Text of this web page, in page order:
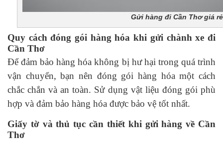
Gửi hàng đi Cần Thơ giá
Quy cách đóng gói hàng hóa khi gửi chành xe đi
Cần Thơ
Để đảm bảo hàng hóa không bị hư hại trong quá trình
vận chuyển, bạn nên đóng gói hàng hóa một cách
chắc chắn và an toàn. Sử dụng vật liệu đóng gói phù
hợp và đảm bảo hàng hóa được bảo vệ tốt nhất.
Giấy tờ và thủ tục cần thiết khi gửi hàng về Cần
Thơ